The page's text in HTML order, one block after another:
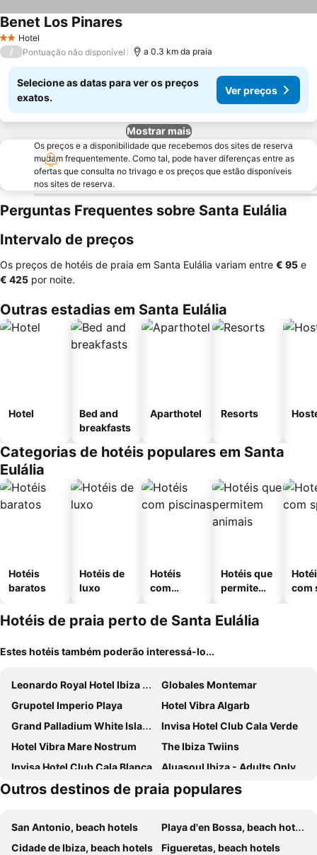
2 Estrelas
Hotel
Benet Los PinaresVer preços
/ Pontuação não disponível a 0.3 km da praia
Selecione as datas para ver os preços
exatos.
Ver preços
Mostrar mais
Os preços e a disponibilidade que recebemos dos sites de reserva
mudam frequentemente. Como tal, pode haver diferenças entre as
ofertas que consulta no trivago e os preços que estão disponíveis
nos sites de reserva.
Perguntas Frequentes sobre Santa Eulália
Intervalo de preços
Os preços de hotéis de praia em Santa Eulália variam entre ‎€ 95 e
‎€ 425 por noite.
Outras estadias em Santa Eulália
Hotel
Bed and
breakfasts
Aparthotel Resorts
Categorias de hotéis populares em Santa
Eulália
Hotéis
baratos
Hotéis de
luxo
Hotéis
com
Hotéis que
permitem
com
Hotéis de praia perto de Santa Eulália
Estes hotéis também poderão interessá-lo...
Leonardo Royal Hotel Ibiza Santa Eulalia
Globales Montemar
Grupotel Imperio Playa
Hotel Vibra Algarb
Grand Palladium White Island Resort & Spa
Invisa Hotel Club Cala Verde
Hotel Vibra Mare Nostrum
The Ibiza Twiins
Invisa Hotel Club Cala Blanca
Aluasoul Ibiza - Adults Only
Invisa Hotel La Cala
Typic Oasis Sa Tanca Apartments
Sandos El Greco
Ushuaia Ibiza Beach Hotel - Adults Only
Iberostar Selection Santa Eulalia Ibiza
Hyde Ibiza
Outros destinos de praia populares
San Antonio, beach hotels
Playa d'en Bossa, beach hotels
Cidade de Ibiza, beach hotels
Figueretas, beach hotels